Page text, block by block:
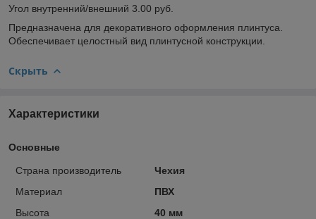
Угол внутренний/внешний 3.00 руб.
Предназначена для декоративного оформления плинтуса.
Обеспечивает целостный вид плинтусной конструкции.
Скрыть
Характеристики
Основные
Страна производитель
Чехия
Материал
ПВХ
Высота
40 мм